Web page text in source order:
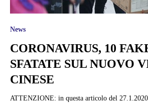
News
CORONAVIRUS, 10
SFATATE SUL NUOVO
CINESE
ATTENZIONE: in questa articolo del